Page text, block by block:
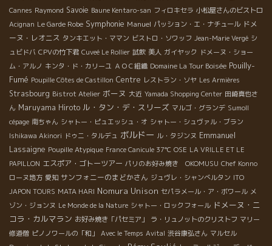
Cannes Raymond Savoie Baune Kentaro-san フィロキセラ 小松屋さんのビストロ
Acignan Le Garde Robe Symphonie Manuel パッション・エ・ナチュール ドメ
ーヌ・レオニス タンキエット・ママン ビストロ・ソワッフ Jean-Marie Vergé シ
ュビドバ CPVの竹下君 Cuveé Le Rollier 試飲 美人 ガイヤック ドメーヌ・ショー
ム・アルノ キンタ・ド・カリーユ ＡＯＣ組織 Domaine La Tour Boisée Pouilly-
Fumé Poupille Côtes de Castillon Centre レストラン・ソヤ Les Armières
Strasbourg Bistrot Atelier ボーヌ 大近 Yamada Shopping Center 田崎真也さ
ん Maruyama Hiroto ル・タン・デ・スリーズ マルゴ・グランデ Sumoll
cépage 南ちゃん シャトー・ピュエッシュ・オ シャトー・シュヴァル・ブラン
Ishikawa Akinori ドゥニ・タルデュ ボルドー ル・タジンヌ Emmanuel
Lassaigne Poupille Atypique France Canicule 37℃ OSE LA VRILLE ET LE
PAPILLON エスポア・ゴトーツアー パリのお好み焼き OKOMUSU Chef Konno
ローヌ地方 愛知 サンフォニーのまどかさん ジュヴレ・シャンべルタン ITO
JAPON TOURS MATA HARI Nomura Unison セパラメール・ア・ボワール メ
ゾン・ジョンヌ Le Monde de la Nature シャトー・ロックフォール ドメーヌ・ニ
コラ・カルマラン お好み焼き「パセミア」 ラ・リュノットのクリストフ マリー
修道僧 ピノノワールの「和」 Avec le Temps Avital 渋谷康弘さん マルセル